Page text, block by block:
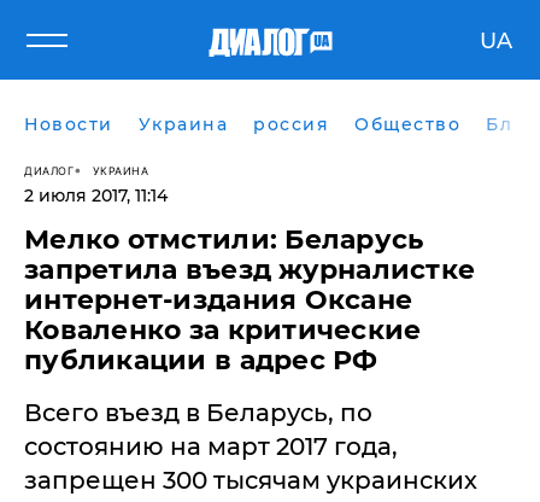
UA
Новости Украина россия Общество
ДИАЛОГ УКРАИНА
2 июля 2017, 11:14
Мелко отмстили: Беларусь
запретила въезд журналистке
интернет-издания Оксане
Коваленко за критические
публикации в адрес РФ
Всего въезд в Беларусь, по
состоянию на март 2017 года,
запрещен 300 тысячам украинских